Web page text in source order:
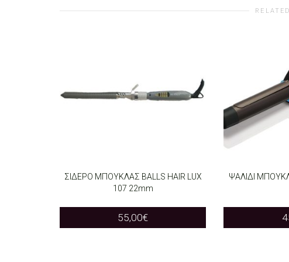
ΣΙΔΕΡΟ ΜΠΟΥΚΛΑΣ BALLS HAIR LUX
107 22mm
55,00€
ΨΑΛΙΔΙ